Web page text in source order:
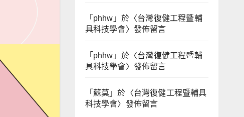
「 phhw 」於〈台灣復健工程暨輔
具科技學會〉發佈留言
「 phhw 」於〈台灣復健工程暨輔
具科技學會〉發佈留言
「 蘇莫 」於〈台灣復健工程暨輔具
科技學會〉發佈留言